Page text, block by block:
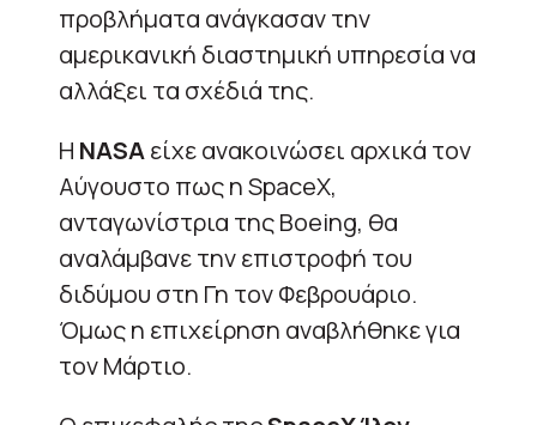
προβλήματα ανάγκασαν την
αμερικανική διαστημική υπηρεσία να
αλλάξει τα σχέδιά της.
Η NASAείχε ανακοινώσει αρχικά τον
Αύγουστο πως η SpaceX,
ανταγωνίστρια της Boeing, θα
αναλάμβανε την επιστροφή του
διδύμου στη Γη τον Φεβρουάριο.
Όμως η επιχείρηση αναβλήθηκε για
τον Μάρτιο.